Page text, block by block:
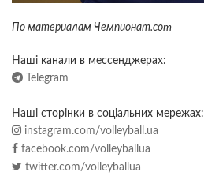
По материалам Чемпионат.соm
Наші канали в мессенджерах:
Telegram
Наші сторінки в соціальних мережах:
instagram.com/volleyball.ua
facebook.com/volleyballua
twitter.com/volleyballua